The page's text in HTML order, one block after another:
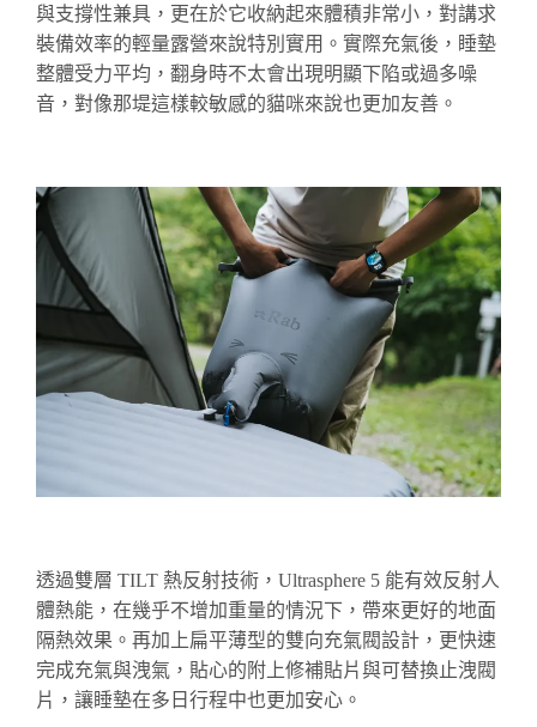
與支撐性兼具，更在於它收納起來體積非常小，對講求
裝備效率的輕量露營來說特別實用。實際充氣後，睡墊
整體受力平均，翻身時不太會出現明顯下陷或過多噪
音，對像那堤這樣較敏感的貓咪來說也更加友善。
透過雙層 TILT 熱反射技術，Ultrasphere 5 能有效反射人
體熱能，在幾乎不增加重量的情況下，帶來更好的地面
隔熱效果。再加上扁平薄型的雙向充氣閥設計，更快速
完成充氣與洩氣，貼心的附上修補貼片與可替換止洩閥
片，讓睡墊在多日行程中也更加安心。